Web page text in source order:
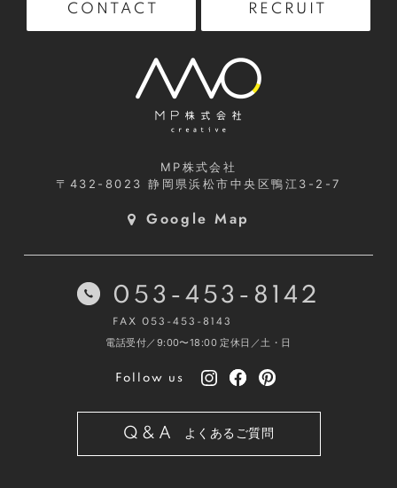
CONTACT RECRUIT
MP株式会社
〒432-8023静岡県浜松市中央区鴨江3-2-7
Google Map
053-453-8142
FAX 053-453-8143
電話受付／9:00〜18:00 定休日／土・日
Follow us
Q&A よくあるご質問